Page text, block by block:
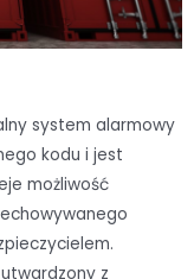
system alarmowy
kodu i jest
możliwość
z